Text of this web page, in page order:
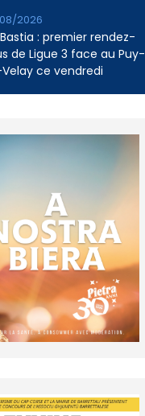
: premier rendez-
de Ligue 3 face au Puy-
ce vendredi
2026